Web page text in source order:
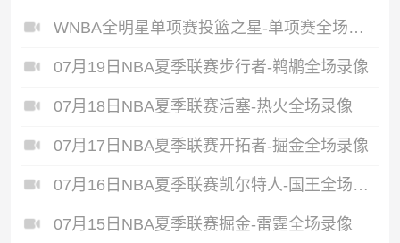
WNBA全明星单项赛投篮之星-单项赛全场录像
07月19日NBA夏季联赛步行者-鹈鹕全场录像
07月18日NBA夏季联赛活塞-热火全场录像
07月17日NBA夏季联赛开拓者-掘金全场录像
07月16日NBA夏季联赛凯尔特人-国王全场录像
07月15日NBA夏季联赛掘金-雷霆全场录像